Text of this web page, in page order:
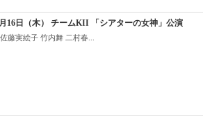
16日（木） チームKII 「シアターの女神」公演
藤実絵子 竹内舞 二村春...